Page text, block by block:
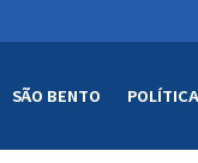
SÃO BENTO POLÍTICA